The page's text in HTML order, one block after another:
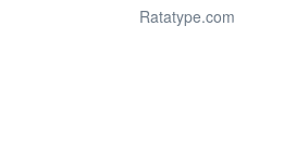
Ratatype.com